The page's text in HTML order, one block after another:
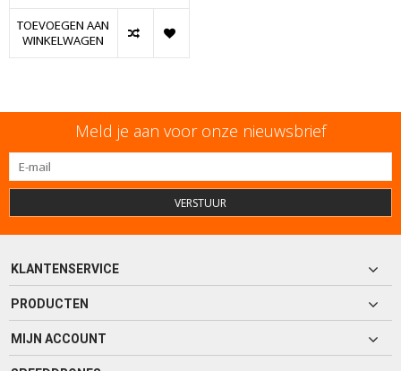
TOEVOEGEN AAN
WINKELWAGEN
Meld je aan voor onze nieuwsbrief
VERSTUUR
KLANTENSERVICE
PRODUCTEN
MIJN ACCOUNT